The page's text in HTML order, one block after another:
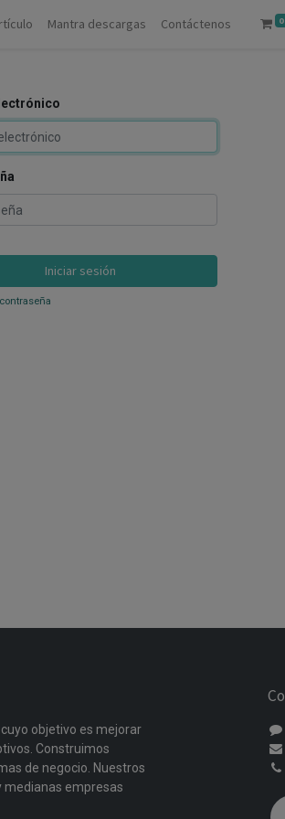
Mantra descargas Contáctenos 0
Iniciar sesión
objetivo es mejorar
Construimos
de negocio. Nuestros
medianas empresas